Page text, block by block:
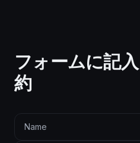
フォームに記
約